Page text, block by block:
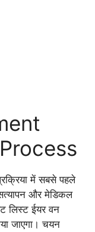
में सबसे पहले
और मेडिकल
लिस्ट ईयर वन
जाएगा। चयन